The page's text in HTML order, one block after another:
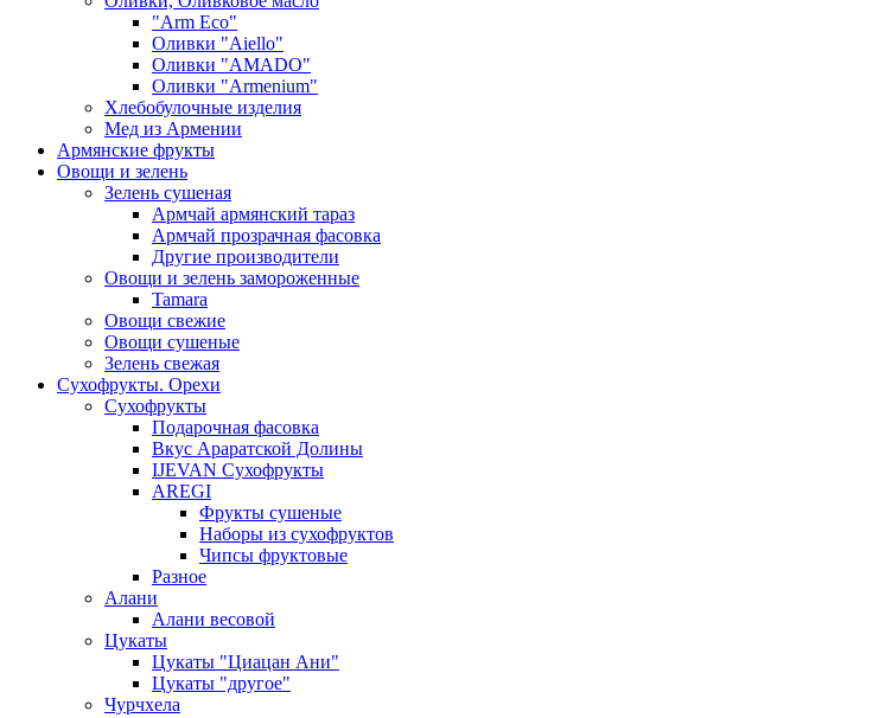
"Arm Eco"
Оливки "Aiello"
Оливки "AMADO"
Оливки "Armenium"
Хлебобулочные изделия
Мед из Армении
Армянские фрукты
Овощи и зелень
Зелень сушеная
Армчай армянский тараз
Армчай прозрачная фасовка
Другие производители
Овощи и зелень замороженные
Tamara
Овощи свежие
Овощи сушеные
Зелень свежая
Сухофрукты. Орехи
Сухофрукты
Подарочная фасовка
Вкус Араратской Долины
IJEVAN Сухофрукты
AREGI
Фрукты сушеные
Наборы из сухофруктов
Чипсы фруктовые
Разное
Алани
Алани весовой
Цукаты
Цукаты "Циацан Ани"
Цукаты "другое"
Чурчхела